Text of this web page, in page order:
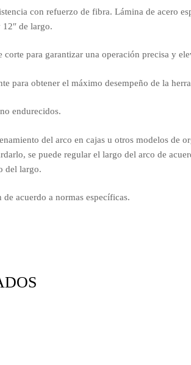
con refuerzo de fibra. Lámina de acero
de largo.
corte para garantizar una operación precisa y
para obtener el máximo desempeño de la
endurecidos.
del arco en cajas u otros modelos de
se puede regular el largo del arco de
del largo.
acuerdo a normas específicas.